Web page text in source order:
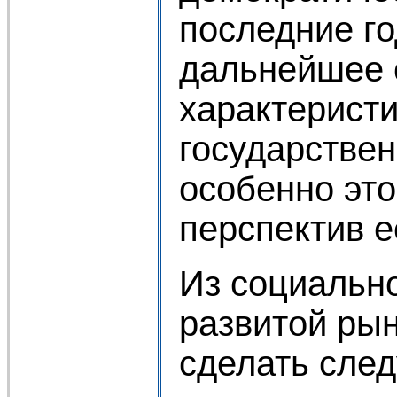
последние
дальнейшее
особенно
перспектив
Из
развитой
сделать